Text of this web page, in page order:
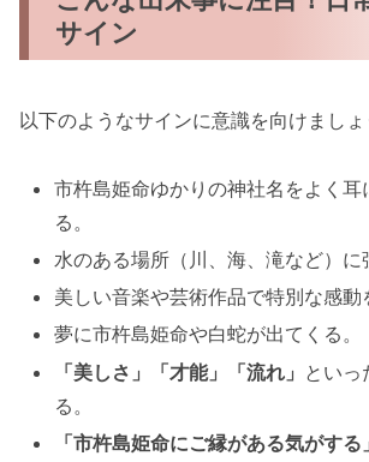
サイン
以下のようなサインに意識を向けましょ
市杵島姫命ゆかりの神社名をよく耳
る。
水のある場所（川、海、滝など）に
美しい音楽や芸術作品で特別な感動
夢に市杵島姫命や白蛇が出てくる。
「美しさ」「才能」「流れ」 といっ
る。
「市杵島姫命にご縁がある気がする」